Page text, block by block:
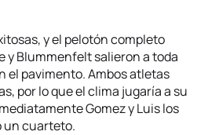
y el pelotón completo
y Blummenfelt salieron a toda
el pavimento. Ambos atletas
por lo que el clima jugaría a su
Gomez y Luis los
un cuarteto.